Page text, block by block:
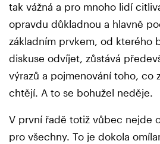
tak vážná a pro mnoho lidí
opravdu důkladnou a hlavně
základním prvkem, od kterého
diskuse odvíjet, zůstává
výrazů a pojmenování toho, co
chtějí. A to se bohužel neděje.
V první řadě totiž vůbec nejde
pro všechny. To je dokola